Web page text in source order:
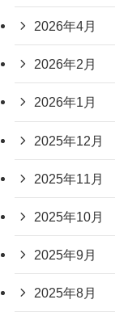
2026年4月
2026年2月
2026年1月
2025年12月
2025年11月
2025年10月
2025年9月
2025年8月